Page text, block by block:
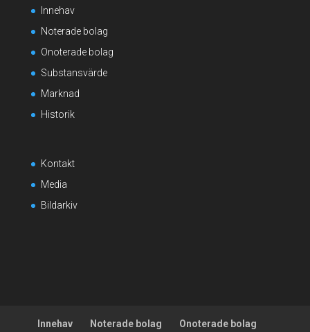
Innehav
Noterade bolag
Onoterade bolag
Substansvärde
Marknad
Historik
Kontakt
Media
Bildarkiv
Innehav Noterade bolag Onoterade bolag